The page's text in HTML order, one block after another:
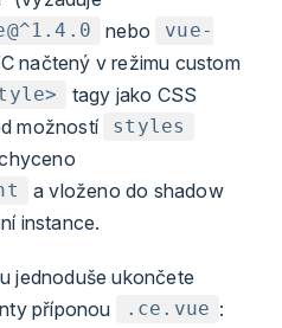
nebo
vue-
načtený v režimu custom
tagy jako CSS
možností
styles
a vloženo do shadow
instance.
jednoduše ukončete
příponou
.ce.vue :